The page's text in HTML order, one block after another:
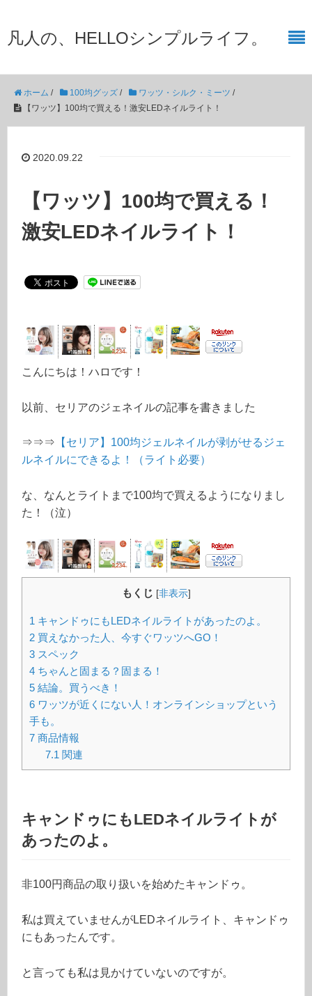
凡人の、HELLOシンプルライフ。
ホーム / 100均グッズ / ワッツ・シルク・ミーツ /
【ワッツ】100均で買える！激安LEDネイルライト！
2020.09.22
【ワッツ】100均で買える！
激安LEDネイルライト！
こんにちは！ハロです！
以前、セリアのジェネイルの記事を書きました
⇒⇒⇒ 【セリア】100均ジェルネイルが剥がせるジェ
ルネイルにできるよ！（ライト必要）
な、なんとライトまで100均で買えるようになりまし
た！（泣）
もくじ [非表示]
1 キャンドゥにもLEDネイルライトがあったのよ。
2 買えなかった人、今すぐワッツへGO！
3 スペック
4 ちゃんと固まる？固まる！
5 結論。買うべき！
6 ワッツが近くにない人！オンラインショップという
手も。
7 商品情報
7.1 関連
キャンドゥにもLEDネイルライトが
あったのよ。
非100円商品の取り扱いを始めたキャンドゥ。
私は買えていませんがLEDネイルライト、キャンドゥ
にもあったんです。
と言っても私は見かけていないのですが。